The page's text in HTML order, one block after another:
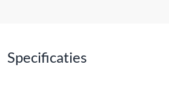
Specificaties